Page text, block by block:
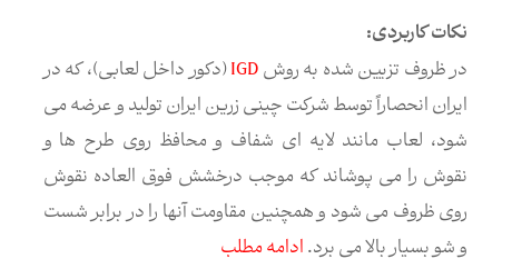
نکات کاربردی:
در ظروف تزیین شده به روشIGD(دکور داخل لعابی)، که در
ایران انحصاراً توسط شرکت چینی زرین ایران تولید و عرضه می
شود، لعاب مانند لایه ای شفاف و محافظ روی طرح ها و
نقوش را می پوشاند که موجب درخشش فوق العاده نقوش
روی ظروف می شود و همچنین مقاومت آنها را در برابر شست
و شو بسیار بالا می برد.ادامه مطلب